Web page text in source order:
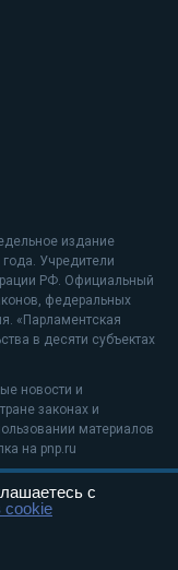
издание
Учредители
РФ. Официальный
федеральных
«Парламентская
в десяти субъектах
новости и
законах и
материалов
на pnp.ru
с
cookie